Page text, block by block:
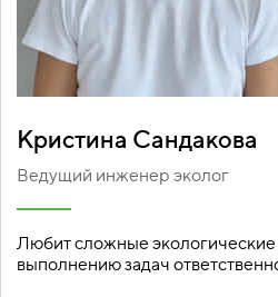
Кристина Сандакова
Ведущий инженер эколог
Любит сложные экологические
выполнению задач